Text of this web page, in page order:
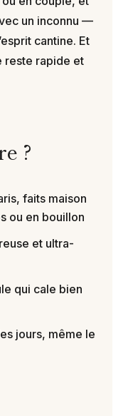
un inconnu —
cantine. Et
reste rapide et
?
faits maison
ou en bouillon
et ultra-
qui cale bien
jours, même le